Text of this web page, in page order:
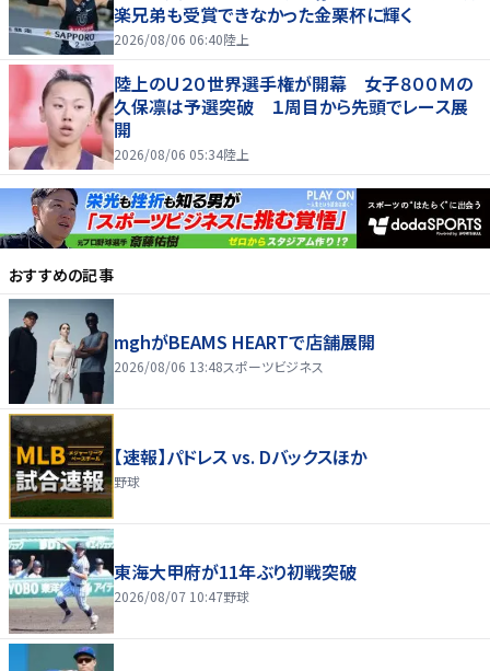
楽兄弟も受賞できなかった金栗杯に輝く
2026/08/06 06:40陸上
陸上のＵ２０世界選手権が開幕 女子８００Ｍの
久保凛は予選突破 １周目から先頭でレース展
開
2026/08/06 05:34陸上
おすすめの記事
mghがBEAMS HEARTで店舗展開
2026/08/06 13:48スポーツビジネス
【速報】パドレス vs. Dバックスほか
野球
東海大甲府が11年ぶり初戦突破
2026/08/07 10:47野球